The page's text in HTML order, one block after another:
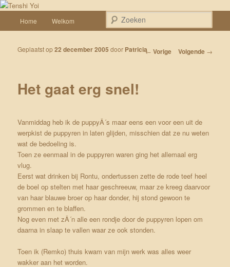
Spring naar de primaire inhoud
Tenshi Yoi
Een weblog over onze Shiba’s (Keiko, Rontu, Miyuki, Tatsu en Yumi)
Home Welkom
Bericht navigatie
← Vorige Volgende →
Het gaat erg snel!
Geplaatst op22 december 2005 door Patricia
Vanmiddag heb ik de puppyÂ´s maar eens een voor een uit de
werpkist de puppyren in laten glijden, misschien dat ze nu weten
wat de bedoeling is.
Toen ze eenmaal in de puppyren waren ging het allemaal erg
vlug.
Eerst wat drinken bij Rontu, ondertussen zette de rode teef heel
de boel op stelten met haar geschreeuw, maar ze kreeg daarvoor
van haar blauwe broer op haar donder, hij stond gewoon te
grommen en te blaffen.
Nog even met zÂ´n alle een rondje door de puppyren lopen om
daarna in slaap te vallen waar ze ook stonden.
Toen ik (Remko) thuis kwam van mijn werk was alles weer
wakker aan het worden.